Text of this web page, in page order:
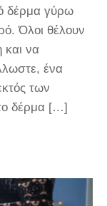
δέρμα γύρω
Όλοι θέλουν
και να
ένα
των
δέρμα […]